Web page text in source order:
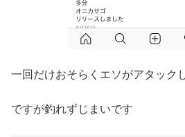
一回だけおそらくエソがアタック
ですが釣れずじまいです